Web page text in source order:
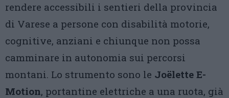
rendere accessibili i sentieri della provincia
di Varese a persone con disabilità motorie,
cognitive, anziani e chiunque non possa
camminare in autonomia sui percorsi
montani. Lo strumento sono le Joëlette E-
Motion, portantine elettriche a una ruota, già